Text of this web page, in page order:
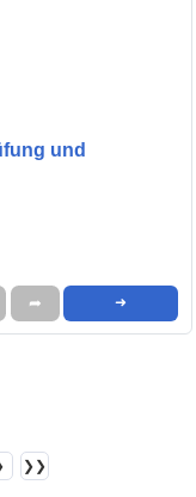
und
➦ ➜
❯❯